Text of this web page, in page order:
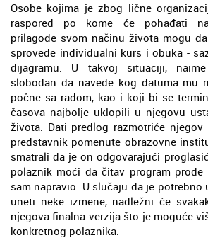
Osobe kojima je zbog lične
raspored po kome će pohađati
prilagode svom načinu života mogu
sprovede individualni kurs i obuka -
dijagramu. U takvoj situaciji,
slobodan da navede kog datuma mu
počne sa radom, kao i koji bi se
časova najbolje uklopili u njegovu
života. Dati predlog razmotriće
predstavnik pomenute obrazovne
smatrali da je on odgovarajući
polaznik moći da čitav program
sam napravio. U slučaju da je potrebno
uneti neke izmene, nadležni će
njegova finalna verzija što je moguće
konkretnog polaznika.